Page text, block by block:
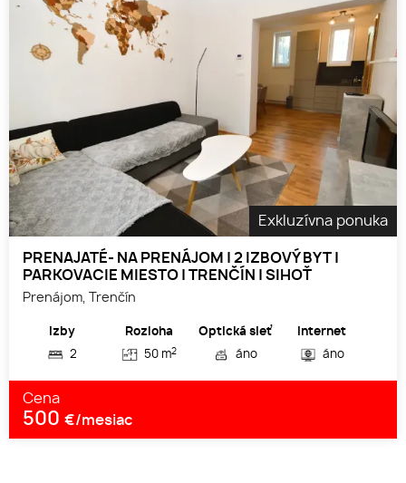
Exkluzívna ponuka
PRENAJATÉ- NA PRENÁJOM | 2 IZBOVÝ BYT |
PARKOVACIE MIESTO | TRENČÍN | SIHOŤ
Prenájom, Trenčín
Izby
2
Rozloha
50 m2
Optická sieť
áno
Internet
áno
Cena
500 €/mesiac